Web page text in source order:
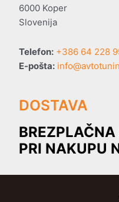
6000 Koper
Slovenija
Telefon: +386 64 228
E-pošta:
DOSTAVA
PRI NAKUPU